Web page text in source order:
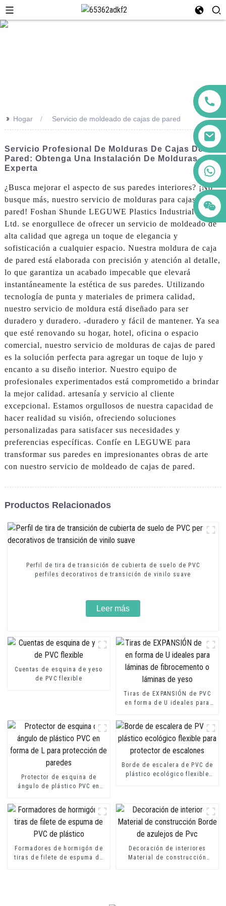
>> Hogar Servicio de moldeado de cajas de pared
Servicio Profesional De Molduras De Cajas De
Pared: Obtenga Una Instalación De Molduras
Experta
¿Busca mejorar el aspecto de sus paredes interiores? ¡No
busque más, nuestro servicio de molduras para cajas de
pared! Foshan Shunde LEGUWE Plastics Industrial Co.,
Ltd. se enorgullece de ofrecer un servicio de moldeado de
alta calidad que agrega un toque de elegancia y
sofisticación a cualquier espacio. Nuestra moldura de caja
de pared está elaborada con precisión y atención al detalle,
lo que garantiza un acabado impecable que elevará
instantáneamente la estética de sus paredes. Utilizando
tecnología de punta y materiales de primera calidad,
nuestro servicio de moldura está diseñado para ser
duradero y duradero. -duradero y fácil de mantener. Ya sea
que esté renovando su hogar, hotel, oficina o espacio
comercial, nuestro servicio de molduras de cajas de pared
es la solución perfecta para agregar un toque de lujo y
encanto a su diseño interior. Nuestro equipo de
profesionales experimentados está comprometido a brindar
la mejor calidad. artesanía y servicio al cliente
excepcional. Estamos orgullosos de nuestra capacidad de
hacer realidad su visión, ofreciendo soluciones
personalizadas para satisfacer sus necesidades y
preferencias específicas. Confíe en LEGUWE para
transformar sus paredes en impresionantes obras de arte
con nuestro servicio de moldeado de cajas de pared.
Productos Relacionados
Perfil de tira de transición de cubierta de suelo de PVC
perfiles decorativos de transición de vinilo suave
Leer más
Cuentas de esquina de yeso
de PVC flexible
Tiras de EXPANSIÓN de PVC
en forma de U ideales para
Protector de esquina de
ángulo de plástico PVC en
Borde de escalera de PVC de
plástico ecológico flexible
Formadores de hormigón de
tiras de filete de espuma de
Decoración de interiores
Material de construcción